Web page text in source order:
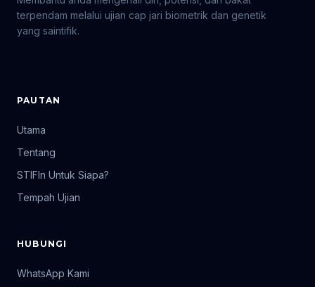
terpendam melalui ujian cap jari biometrik dan genetik
yang saintifik.
PAUTAN
Utama
Tentang
STIFIn Untuk Siapa?
Tempah Ujian
HUBUNGI
WhatsApp Kami